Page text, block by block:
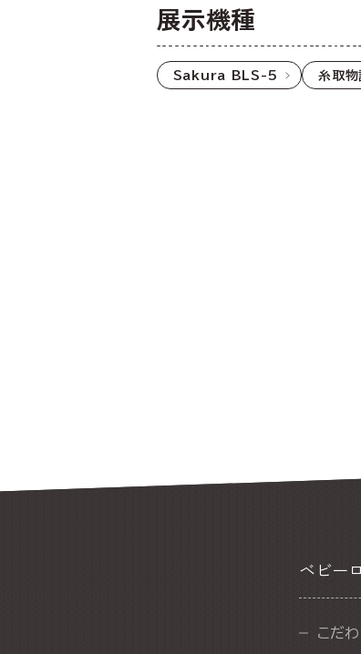
展示機種
Sakura BLS-5 糸取
ベビー
こだ